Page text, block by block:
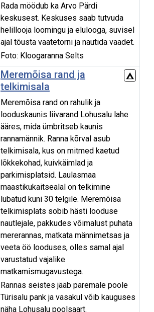
Rada möödub ka Arvo Pärdi
keskusest. Keskuses saab tutvuda
helillooja loomingu ja elulooga, suvisel
ajal tõusta vaatetorni ja nautida vaadet.
Foto: Kloogaranna Selts
Meremõisa rand ja
telkimisala
Meremõisa rand on rahulik ja
looduskaunis liivarand Lohusalu lahe
ääres, mida ümbritseb kaunis
rannamännik. Ranna kõrval asub
telkimisala, kus on mitmed kaetud
lõkkekohad, kuivkäimlad ja
parkimisplatsid. Laulasmaa
maastikukaitsealal on telkimine
lubatud kuni 30 telgile. Meremõisa
telkimisplats sobib hästi looduse
nautlejale, pakkudes võimalust puhata
mererannas, matkata männimetsas ja
veeta öö looduses, olles samal ajal
varustatud vajalike
matkamismugavustega.
Rannas seistes jääb paremale poole
Türisalu pank ja vasakul võib kauguses
näha Lohusalu poolsaart.